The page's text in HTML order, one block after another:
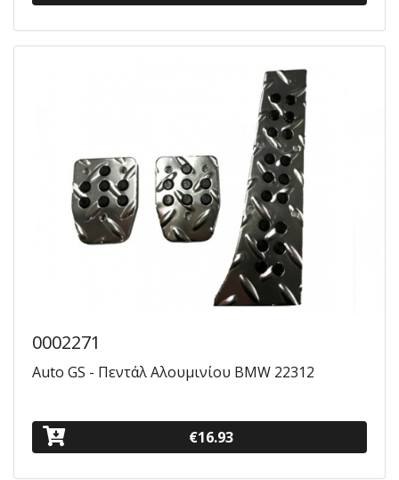
0002271
Auto GS - Πεντάλ Αλουμινίου BMW 22312
€16.93